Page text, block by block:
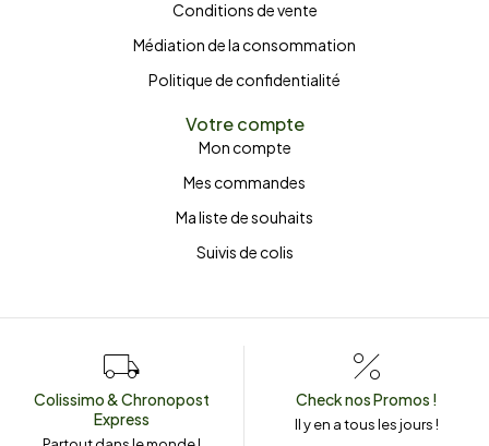
Conditions de vente
Médiation de la consommation
Politique de confidentialité
Votre compte
Mon compte
Mes commandes
Ma liste de souhaits
Suivis de colis
Colissimo & Chronopost
Express
Check nos Promos !
Il y en a tous les jours !